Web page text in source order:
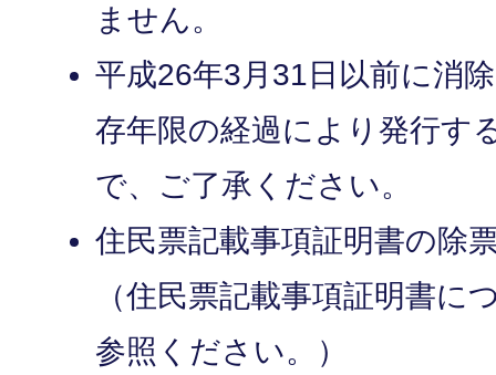
ません。
平成26年3月31日以前に消
存年限の経過により発行す
で、ご了承ください。
住民票記載事項証明書の除
（住民票記載事項証明書に
参照ください。）